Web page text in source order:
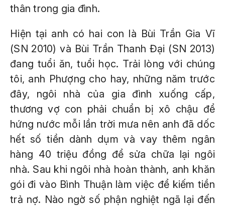
thân trong gia đình.
Hiện tại anh có hai con là Bùi Trần Gia Vĩ
(SN 2010) và Bùi Trần Thanh Đại (SN 2013)
đang tuổi ăn, tuổi học. Trải lòng với chúng
tôi, anh Phượng cho hay, những năm trước
đây, ngôi nhà của gia đình xuống cấp,
thương vợ con phải chuẩn bị xô chậu để
hứng nước mỗi lần trời mưa nên anh đã dốc
hết số tiền dành dụm và vay thêm ngân
hàng 40 triệu đồng để sửa chữa lại ngôi
nhà. Sau khi ngôi nhà hoàn thành, anh khăn
gói đi vào Bình Thuận làm việc để kiếm tiền
trả nợ. Nào ngờ số phận nghiệt ngã lại đến